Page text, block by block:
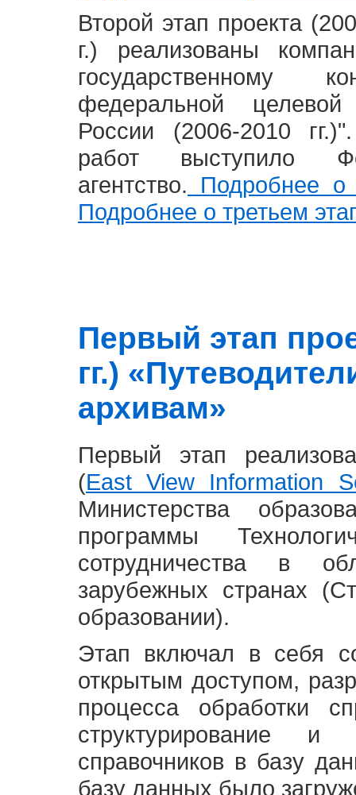
Второй этап проекта
г.) реализованы
государственному
федеральной
России (2006-2010
работ выступило
агентство. Подробнее о
Подробнее о третьем
Первый этап
гг.)
архивам»
Первый этап
(East View Information
Министерства
программы
сотрудничества в
зарубежных странах
образовании).
Этап включал в себя
открытым доступом,
процесса обработки
структурирование и
справочников в базу
базу данных было